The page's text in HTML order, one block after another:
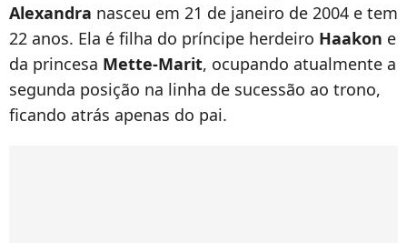
Alexandra nasceu em 21 de janeiro de 2004 e tem
22 anos. Ela é filha do príncipe herdeiro Haakon e
da princesa Mette-Marit, ocupando atualmente a
segunda posição na linha de sucessão ao trono,
ficando atrás apenas do pai.